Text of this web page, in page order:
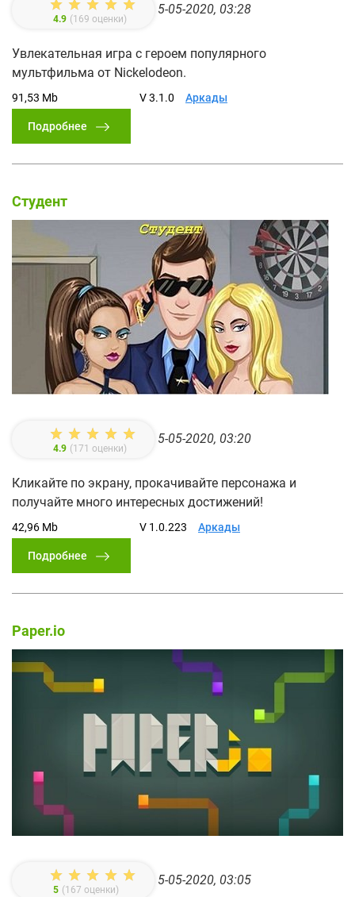
4.9 (169 оценки)
5-05-2020, 03:28
Увлекательная игра с героем популярного
мультфильма от Nickelodeon.
91,53 Mb V 3.1.0 Аркады
Подробнее
Студент
4.9 (171 оценки)
5-05-2020, 03:20
Кликайте по экрану, прокачивайте персонажа и
получайте много интересных достижений!
42,96 Mb V 1.0.223 Аркады
Подробнее
Paper.io
5 (167 оценки)
5-05-2020, 03:05